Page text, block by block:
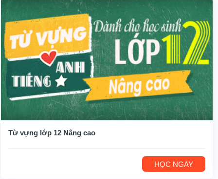
Từ vựng lớp 12 Nâng cao
HỌC NGAY